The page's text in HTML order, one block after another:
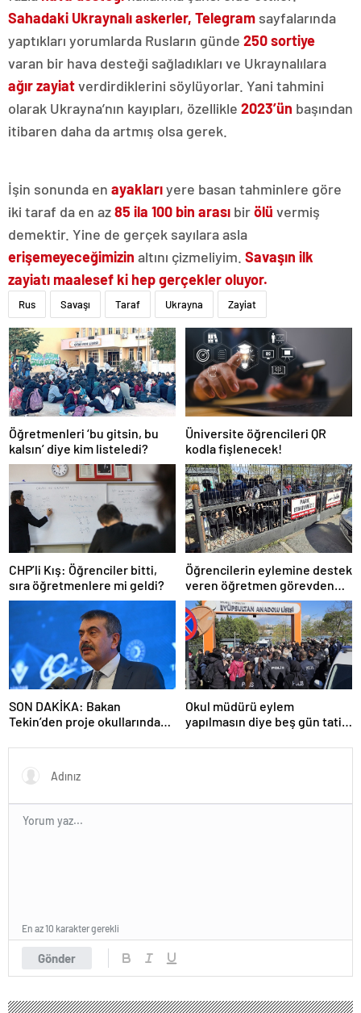
Sahadaki Ukraynalı askerler, Telegram sayfalarında
yaptıkları yorumlarda Rusların günde 250 sortiye
varan bir hava desteği sağladıkları ve Ukraynalılara
ağır zayiatverdirdiklerini söylüyorlar. Yani tahmini
olarak Ukrayna’nın kayıpları, özellikle 2023’ün başından
itibaren daha da artmış olsa gerek.
İşin sonunda en ayaklarıyere basan tahminlere göre
iki taraf da en az85 ila 100 bin arası birölü vermiş
demektir. Yine de gerçek sayılara asla
erişemeyeceğimizin altını çizmeliyim. Savaşın ilk
zayiatı maalesef ki hep gerçekler oluyor.
Rus Savaşı Taraf Ukrayna Zayiat
Öğretmenleri ‘bu gitsin, bu
kalsın’ diye kim listeledi?
Üniversite öğrencileri QR
kodla fişlenecek!
CHP’li Kış: Öğrenciler bitti,
sıra öğretmenlere mi geldi?
Öğrencilerin eylemine destek
veren öğretmen görevden
uzaklaştırıldı
SON DAKİKA: Bakan
Tekin’den proje okullarındaki
Okul müdürü eylem
yapılmasın diye beş gün tatil
Gönder
En az 10 karakter gerekli